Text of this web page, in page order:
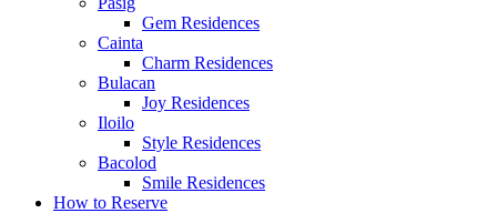
Gem Residences
Cainta
Charm Residences
Bulacan
Joy Residences
Iloilo
Style Residences
Bacolod
Smile Residences
How to Reserve